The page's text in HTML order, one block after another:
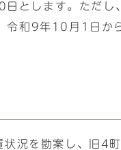
とします。ただし
和9年10月1日か
況を勘案し、旧4